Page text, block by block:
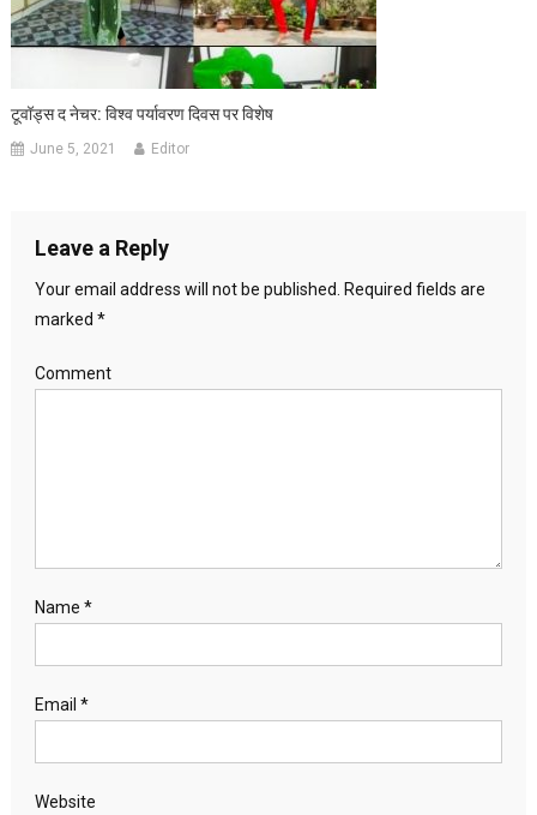
टूवॉड्स द नेचर: विश्व पर्यावरण दिवस पर विशेष
June 5, 2021 Editor
Leave a Reply
Your email address will not be published.
Required fields are
marked *
Comment
Name *
Email *
Website